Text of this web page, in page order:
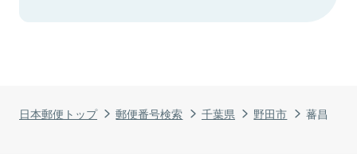
日本郵便トップ 郵便番号検索 千葉県 野田市 蕃昌